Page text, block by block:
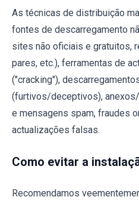
As técnicas de distribuição
fontes de descarregamento
sites não oficiais e gratuitos,
pares, etc.), ferramentas de
("cracking"),
(furtivos/deceptivos),
e mensagens spam, fraudes
actualizações falsas.
Como evitar a
Recomendamos